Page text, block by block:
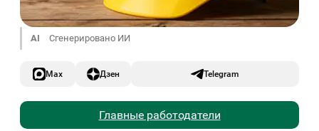
AI Сгенерировано ИИ
Max Дзен Telegram
Главные работодатели